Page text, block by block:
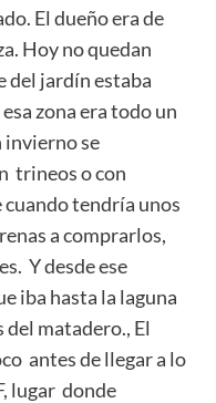
El dueño era de
Hoy no quedan
del jardín estaba
zona era todo un
invierno se
trineos o con
cuando tendría unos
a comprarlos,
Y desde ese
iba hasta la laguna
matadero., El
antes de llegar a lo
lugar donde